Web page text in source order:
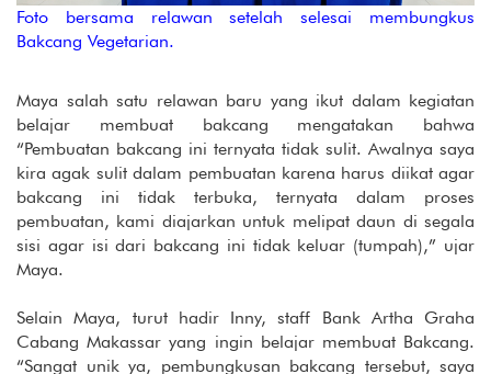
Foto bersama relawan setelah selesai membungkus
Bakcang Vegetarian.
Maya salah satu relawan baru yang ikut dalam kegiatan
belajar membuat bakcang mengatakan bahwa
“Pembuatan bakcang ini ternyata tidak sulit. Awalnya saya
kira agak sulit dalam pembuatan karena harus diikat agar
bakcang ini tidak terbuka, ternyata dalam proses
pembuatan, kami diajarkan untuk melipat daun di segala
sisi agar isi dari bakcang ini tidak keluar (tumpah),” ujar
Maya.
Selain Maya, turut hadir Inny, staff Bank Artha Graha
Cabang Makassar yang ingin belajar membuat Bakcang.
“Sangat unik ya, pembungkusan bakcang tersebut, saya